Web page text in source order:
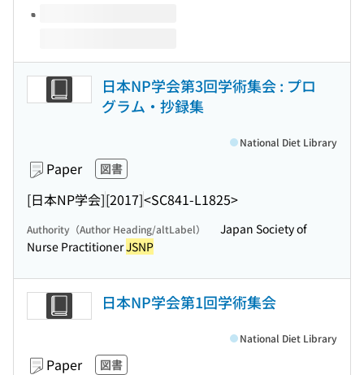
日本NP学会第3回学術集会 : プロ
グラム・抄録集
Paper 図書
[日本NP学会][2017]<SC841-L1825>
National Diet Library
Authority（Author Heading/altLabel）
Japan Society of
Nurse PractitionerJSNP
日本NP学会第1回学術集会
Paper 図書
National Diet Library